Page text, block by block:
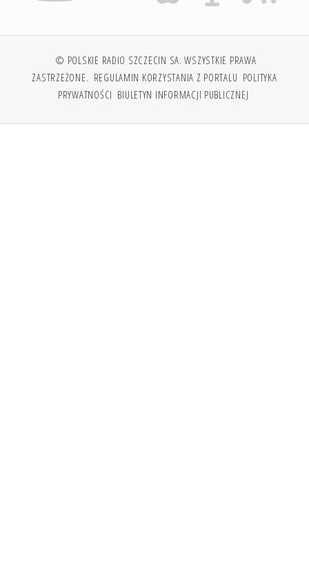
© POLSKIE RADIO SZCZECIN SA. WSZYSTKIE PRAWA
ZASTRZEŻONE. REGULAMIN KORZYSTANIA Z PORTALU POLITYKA
PRYWATNOŚCI BIULETYN INFORMACJI PUBLICZNEJ